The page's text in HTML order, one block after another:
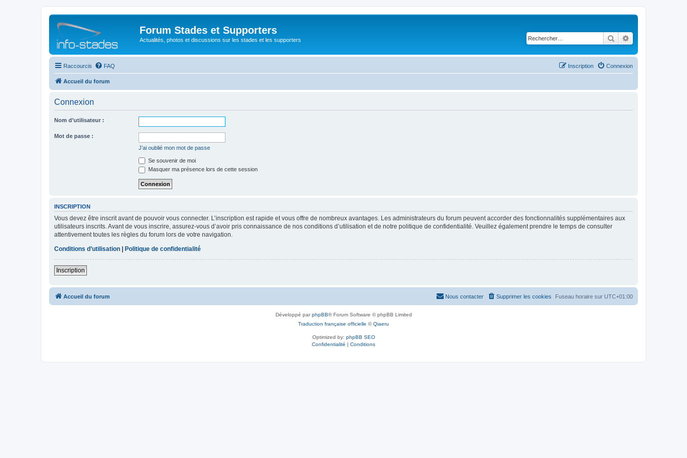
Forum Stades et Supporters
Actualités, photos et discussions sur les stades et les supporters Rechercher
Raccourcis FAQ Connexion
Inscription
Accueil du forum
Connexion
Nom d’utilisateur :
Mot de passe :
J’ai oublié mon mot de passe
Se souvenir de moi
Masquer ma présence lors de cette session
INSCRIPTION
Vous devez être inscrit avant de pouvoir vous connecter. L’inscription est rapide et vous offre de nombreux avantages. Les administrateurs du forum peuvent accorder des fonctionnalités supplémentaires aux
utilisateurs inscrits. Avant de vous inscrire, assurez-vous d’avoir pris connaissance de nos conditions d’utilisation et de notre politique de confidentialité. Veuillez également prendre le temps de consulter
attentivement toutes les règles du forum lors de votre navigation.
Conditions d’utilisation
Politique de confidentialité
Inscription
Accueil du forum Fuseau horaire sur UTC+01:00
Supprimer les cookies
Nous contacter
Développé parphpBB® Forum Software © phpBB Limited
Traduction française officielle ©Qiaeru
Optimized by: phpBB SEO
Confidentialité | Conditions